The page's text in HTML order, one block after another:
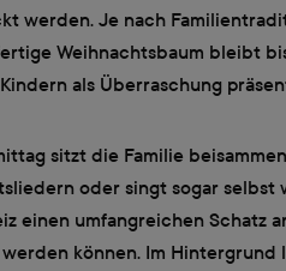
werden. Je nach
Weihnachtsbaum bleibt
als Überraschung
sitzt die Familie
oder singt sogar
einen umfangreichen Schatz
können. Im